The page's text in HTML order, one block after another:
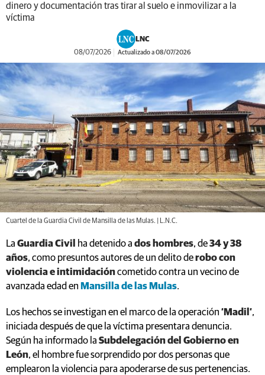
dinero y documentación tras tirar al suelo e inmovilizar a la
víctima
LNC
08/07/2026 Actualizado a 08/07/2026
Cuartel de la Guardia Civil de Mansilla de las Mulas. | L.N.C.
La Guardia Civil ha detenido a dos hombres, de34 y 38
años, como presuntos autores de un delito derobo con
violencia e intimidacióncometido contra un vecino de
avanzada edad en Mansilla de las Mulas.
Los hechos se investigan en el marco de la operación ‘Madil’,
iniciada después de que la víctima presentara denuncia.
Según ha informado la Subdelegación del Gobierno en
León, el hombre fue sorprendido por dos personas que
emplearon la violencia para apoderarse de sus pertenencias.